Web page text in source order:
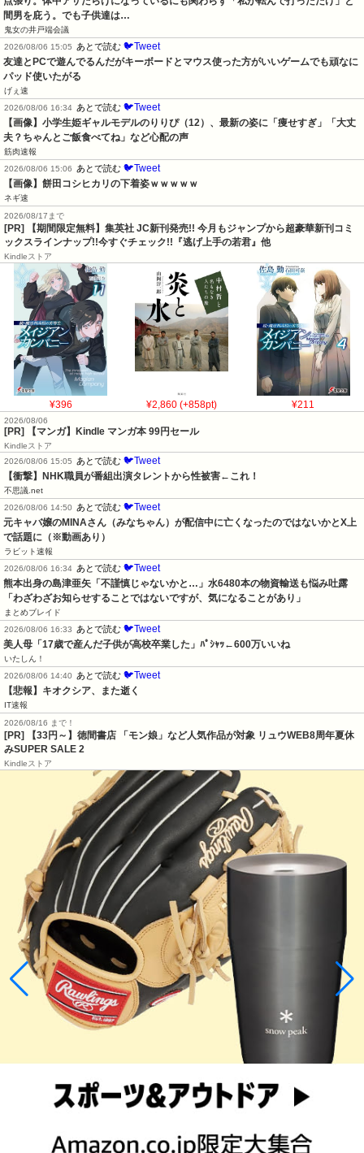
間男を庇う。でも子供達は…
鬼女の井戸端会議
2026/08/06 15:05
あとで読む 🐦Tweet
友達とPCで遊んでるんだがキーボードとマウス使った方がいいゲームでも頑なに
パッド使いたがる
げぇ速
2026/08/06 16:34 あとで読む 🐦Tweet
【画像】小学生姫ギャルモデルのりりぴ（12）、最新の姿に「痩せすぎ」「大丈
夫？ちゃんとご飯食べてね」など心配の声
筋肉速報
2026/08/06 15:06
あとで読む 🐦Tweet
【画像】餅田コシヒカリの下着姿ｗｗｗｗｗ
ネギ速
2026/08/17まで
[PR] 【期間限定無料】集英社 JC新刊発売!! 今月もジャンプから超豪華新刊コミ
ックスラインナップ!!今すぐチェック!!『逃げ上手の若君』他
Kindleストア
¥396 ¥2,860 (+858pt) ¥211
2026/08/06
[PR] 【マンガ】Kindle マンガ本 99円セール
Kindleストア
2026/08/06 15:05
あとで読む 🐦Tweet
【衝撃】NHK職員が番組出演タレントから性被害←これ！
不思議.net
2026/08/06 14:50
あとで読む 🐦Tweet
元キャバ嬢のMINAさん（みなちゃん）が配信中に亡くなったのではないかとX上
で話題に（※動画あり）
ラビット速報
2026/08/06 16:34 あとで読む 🐦Tweet
熊本出身の島津亜矢「不謹慎じゃないかと…」水6480本の物資輸送も悩み吐露
「わざわざお知らせすることではないですが、気になることがあり」
まとめブレイド
2026/08/06 16:33
あとで読む 🐦Tweet
美人母「17歳で産んだ子供が高校卒業した」ﾊﾟｼｬｯ←600万いいね
いたしん！
2026/08/06 14:40
あとで読む 🐦Tweet
【悲報】キオクシア、また逝く
IT速報
2026/08/16 まで！
[PR]
【33円～】徳間書店 「モン娘」など人気作品が対象 リュウWEB8周年夏休
みSUPER SALE 2
Kindleストア